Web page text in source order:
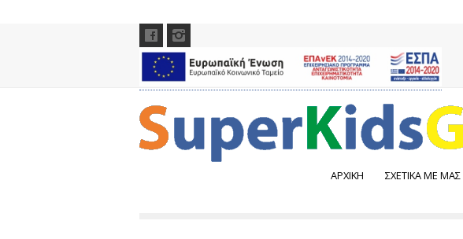
ΑΡΧΙΚΗ ΣΧΕΤΙΚΑ ΜΕ ΜΑΣ